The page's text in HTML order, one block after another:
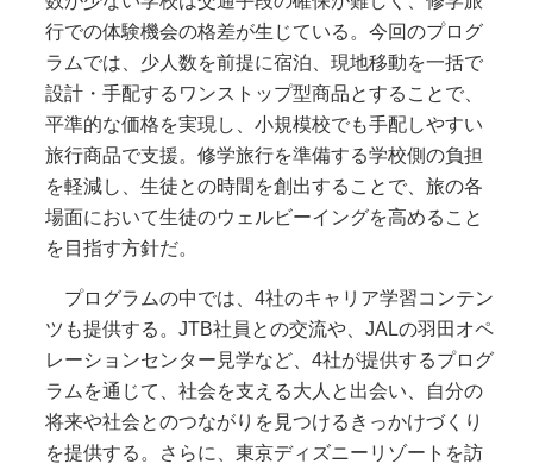
行での体験機会の格差が生じている。今回のプログ
ラムでは、少人数を前提に宿泊、現地移動を一括で
設計・手配するワンストップ型商品とすることで、
平準的な価格を実現し、小規模校でも手配しやすい
旅行商品で支援。修学旅行を準備する学校側の負担
を軽減し、生徒との時間を創出することで、旅の各
場面において生徒のウェルビーイングを高めること
を目指す方針だ。
プログラムの中では、4社のキャリア学習コンテン
ツも提供する。JTB社員との交流や、JALの羽田オペ
レーションセンター見学など、4社が提供するプログ
ラムを通じて、社会を支える大人と出会い、自分の
将来や社会とのつながりを見つけるきっかけづくり
を提供する。さらに、東京ディズニーリゾートを訪